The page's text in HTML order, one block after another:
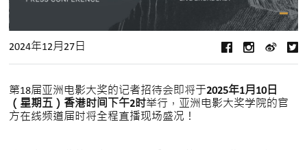
2024年12月27日
第18届亚洲电影大奖的记者招待会即将于2025年1月10日
（星期五）香港时间下午2时举行，亚洲电影大奖学院的官
方在线频道届时将全程直播现场盛况！